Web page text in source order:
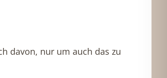
davon, nur um auch das zu